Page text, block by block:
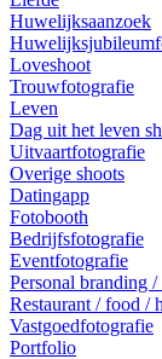
Huwelijksaanzoek
Loveshoot
Trouwfotografie
Leven
Dag uit het leven
Uitvaartfotografie
Overige shoots
Datingapp
Fotobooth
Bedrijfsfotografie
Eventfotografie
Personal branding
Restaurant / food /
Vastgoedfotografie
Portfolio